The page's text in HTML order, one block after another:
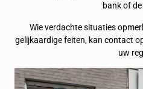
bank of
Wie verdachte situaties
gelijkaardige feiten, kan contact
uw